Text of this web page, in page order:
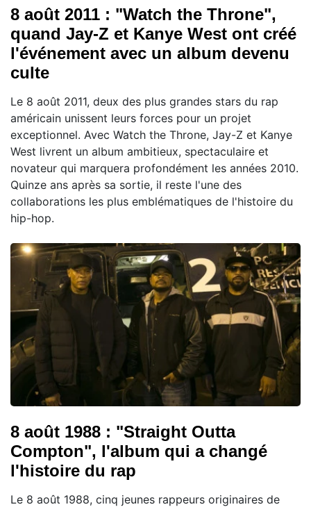
8 août 2011 : "Watch the Throne",
quand Jay-Z et Kanye West ont créé
l'événement avec un album devenu
culte
Le 8 août 2011, deux des plus grandes stars du rap
américain unissent leurs forces pour un projet
exceptionnel. Avec Watch the Throne, Jay-Z et Kanye
West livrent un album ambitieux, spectaculaire et
novateur qui marquera profondément les années 2010.
Quinze ans après sa sortie, il reste l'une des
collaborations les plus emblématiques de l'histoire du
hip-hop.
8 août 1988 : "Straight Outta
Compton", l'album qui a changé
l'histoire du rap
Le 8 août 1988, cinq jeunes rappeurs originaires de